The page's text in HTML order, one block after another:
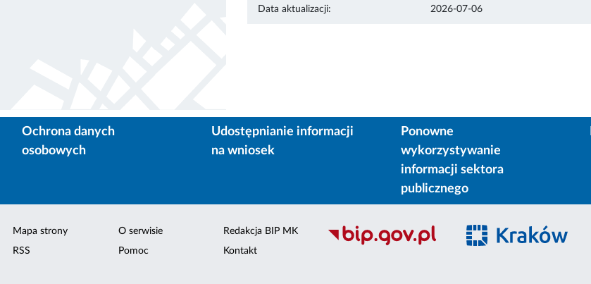
Data aktualizacji:
2026-07-06
Ochrona danych
osobowych
Udostępnianie informacji
na wniosek
Ponowne
wykorzystywanie
informacji sektora
publicznego
Mapa strony
RSS
O serwisie
Pomoc
Redakcja BIP MK
Kontakt